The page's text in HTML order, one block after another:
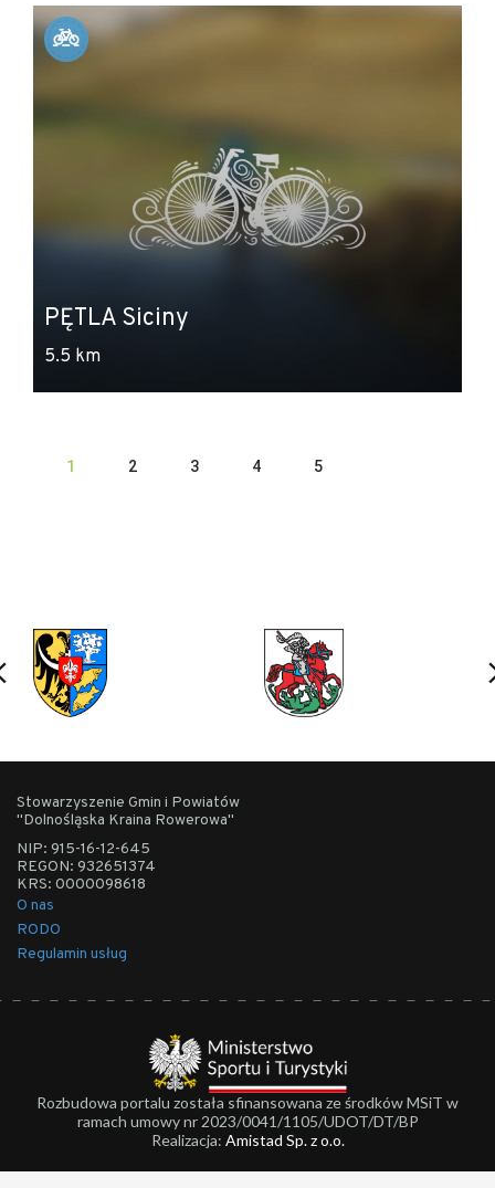
PĘTLA Siciny
5.5 km
1 2 3 4 5
Stowarzyszenie Gmin i Powiatów
"Dolnośląska Kraina Rowerowa"
NIP: 915-16-12-645
REGON: 932651374
KRS: 0000098618
O nas
RODO
Regulamin usług
Rozbudowa portalu została sfinansowana ze środków MSiT w
ramach umowy nr 2023/0041/1105/UDOT/DT/BP
Realizacja: Amistad Sp. z o.o.